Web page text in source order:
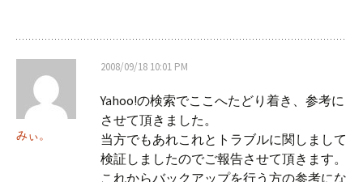
みぃ。
2008/09/18 10:01 PM
Yahoo!の検索でここへたどり着き、参考に
させて頂きました。
当方でもあれこれとトラブルに関しまして
検証しましたのでご報告させて頂きます。
これからバックアップを行う方の参考にな